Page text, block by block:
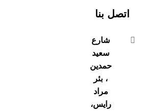
اتصل بنا
شارع
سعيد
حمدين
، بئر
مراد
رايس،